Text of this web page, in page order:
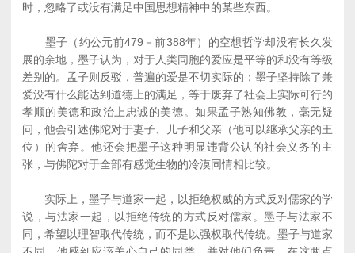
时，忽略了或没有满足中国思想精神中的某些东西。
墨子（约公元前479－前388年）的空想哲学却没有长久发
展的余地，墨子认为，对于人类同胞的爱应是平等的和没有等级
差别的。孟子则反驳，普遍的爱是不切实际的；墨子坚持除了兼
爱没有什么能达到道德上的满足，等于废弃了社会上实际可行的
孝顺的美德和政治上忠诚的美德。如果孟子熟知佛教，毫无疑
问，他会引述佛陀对于妻子、儿子和父亲（他可以继承父亲的王
位）的舍弃。他还会把墨子这种明显违背公认的社会义务的主
张，与佛陀对于全部有感觉生物的冷漠同情相比较。
实际上，墨子与道家一起，以拒绝权威的方式反对儒家的学
说，与法家一起，以拒绝传统的方式反对儒家。墨子与法家不
同，希望以理智取代传统，而不是以强权取代传统。墨子与道家